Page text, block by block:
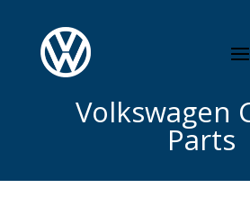
Volkswagen
Parts